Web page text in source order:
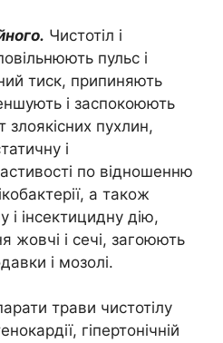
Чистотіл і
пульс і
тиск, припиняють
і заспокоюють
злоякісних пухлин,
і
по відношенню
а також
і інсектицидну дію,
жовчі і сечі, загоюють
і мозолі.
трави чистотілу
гіпертонічній